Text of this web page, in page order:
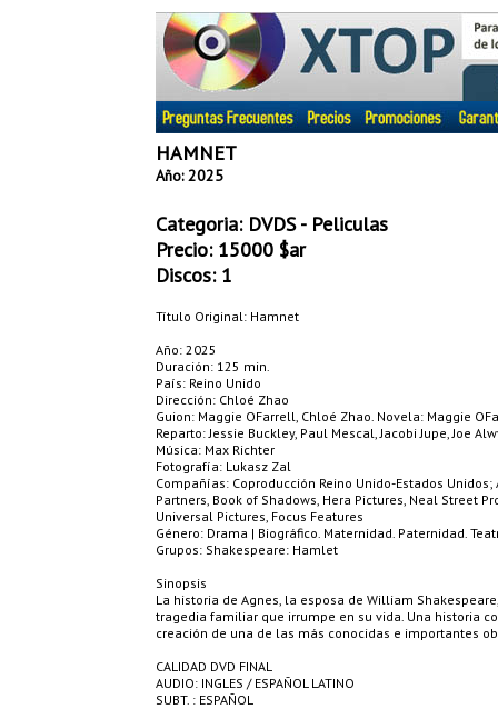
HAMNET
Año: 2025
Categoria: DVDS - Peliculas
Precio: 15000 $ar
Discos: 1
Título Original: Hamnet
Año: 2025
Duración: 125 min.
País: Reino Unido
Dirección: Chloé Zhao
Guion: Maggie OFarrell, Chloé Zhao. Novela: Maggie
Reparto: Jessie Buckley, Paul Mescal, Jacobi Jupe, Joe
Música: Max Richter
Fotografía: Lukasz Zal
Compañías: Coproducción Reino Unido-Estados
Partners, Book of Shadows, Hera Pictures, Neal Street
Universal Pictures, Focus Features
Género: Drama | Biográfico. Maternidad. Paternidad.
Grupos: Shakespeare: Hamlet
Sinopsis
La historia de Agnes, la esposa de William
tragedia familiar que irrumpe en su vida. Una historia
creación de una de las más conocidas e importantes
CALIDAD DVD FINAL
AUDIO: INGLES / ESPAÑOL LATINO
SUBT. : ESPAÑOL